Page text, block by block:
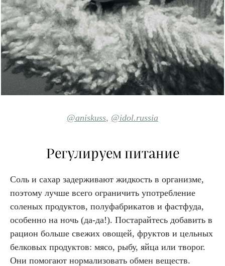
@aniskuss, @idol.russia
Регулируем питание
Соль и сахар задерживают жидкость в организме,
поэтому лучше всего ограничить употребление
соленых продуктов, полуфабрикатов и фастфуда,
особенно на ночь (да-да!). Постарайтесь добавить в
рацион больше свежих овощей, фруктов и цельных
белковых продуктов: мясо, рыбу, яйца или творог.
Они помогают нормализовать обмен веществ.